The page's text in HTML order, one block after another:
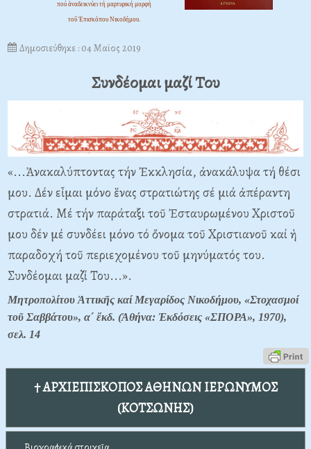
πού ἀναδεικνύει τή μαρτυρική μορφή
τοῦ Ἐπισκόπου Νικοδήμου.
Δημοσιεύθηκε : 04 Μαϊος 2019
Συνδέομαι μαζί Του
«...Ἀνακαλύπτοντας τήν Ἐκκλησία, ἀνακάλυψα τή θέσι
μου. Δέν εἶμαι μόνο ἕνας στρατιώτης σέ μιά ἀπέραντη
στρατιά. Μέ τήν παράταξι τοῦ Ἐσταυρωμένου Χριστοῦ
μου δέν μέ συνδέει μόνο τό ὄνομα τοῦ Χριστιανοῦ καί ἡ
παραδοχή τοῦ περιεχομένου τοῦ μηνύματός του.
Συνδέομαι μαζί Του...».
Μητροπολίτου Ἀττικῆς καί Μεγαρίδος Νικοδήμου, «Στοχασμοί
τοῦ Σαββάτου», α΄ ἔκδ. (Ἀθήνα: Ἐκδόσεις «ΣΠΟΡΑ», 1970),
σελ. 14
† ΑΡΧΙΕΠΙΣΚΟΠΟΣ ΑΘΗΝΩΝ ΙΕΡΩΝΥΜΟΣ
(ΚΟΤΣΩΝΗΣ)